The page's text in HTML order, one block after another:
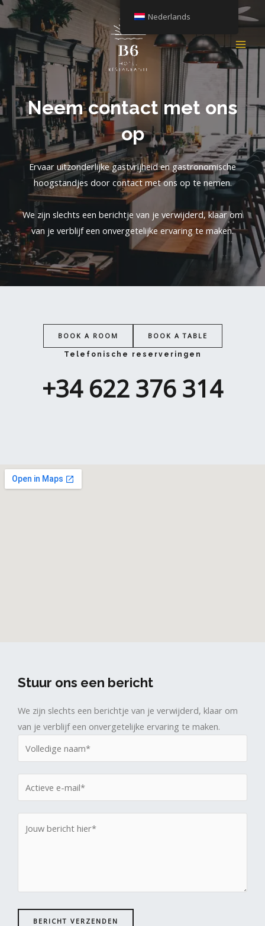
Direct
naar
inhoud
Neem contact met ons
op
Ervaar uitzonderlijke gastvrijheid en gastronomische
hoogstandjes door contact met ons op te nemen.
We zijn slechts een berichtje van je verwijderd, klaar om
van je verblijf een onvergetelijke ervaring te maken.
BOOK A ROOM BOOK A TABLE
Telefonische reserveringen
+34 622 376 314​
Stuur ons een bericht
We zijn slechts een berichtje van je verwijderd, klaar om
van je verblijf een onvergetelijke ervaring te maken.
BERICHT VERZENDEN
Nederlands